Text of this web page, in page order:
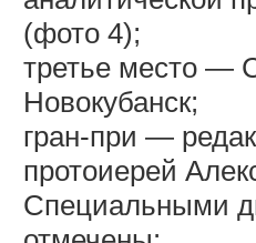
(фото 4);
третье место —
Новокубанск;
гран-при —
протоиерей
Специальными